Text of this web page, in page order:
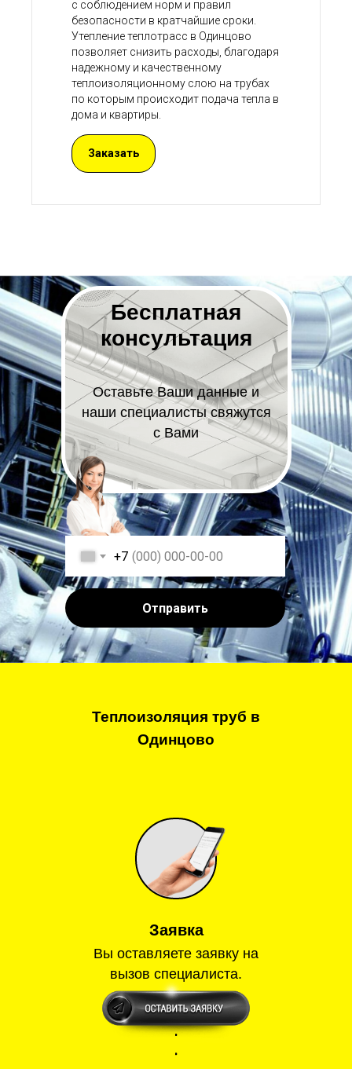
с соблюдением норм и правил
безопасности в кратчайшие сроки.
Утепление теплотрасс в Одинцово
позволяет снизить расходы, благодаря
надежному и качественному
теплоизоляционному слою на трубах
по которым происходит подача тепла в
дома и квартиры.
Заказать
Бесплатная
консультация
Оставьте Ваши данные и
наши специалисты свяжутся
с Вами
+7
Отправить
Вы оставляете заявку на
вызов специалиста.
Заявка
Теплоизоляция труб в
Одинцово